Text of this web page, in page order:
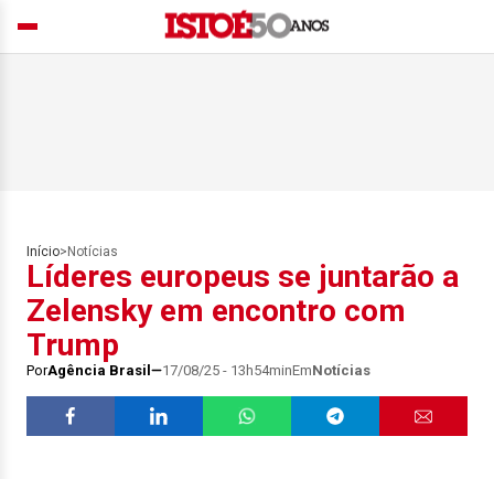
Início> Notícias
Líderes europeus se juntarão a
Zelensky em encontro com
Trump
PorAgência Brasil 17/08/25 - 13h54minEmNotícias